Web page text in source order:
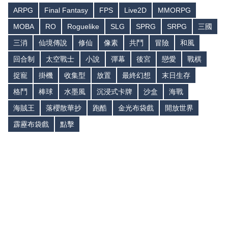
ARPG Final Fantasy FPS Live2D
MMORPG
MOBA
RO Roguelike SLG SPRG SRPG
三國
三消
仙境傳說 修仙 像素 共鬥 冒險
和風
回合制
太空戰士 小說 彈幕 後宮 戀愛
戰棋
捉寵
掛機 收集型 放置 最終幻想
末日生存
格鬥
棒球 水墨風 沉浸式卡牌 沙盒
海戰
海賊王
落櫻散華抄 跑酷 金光布袋戲
開放世界
霹靂布袋戲
點擊